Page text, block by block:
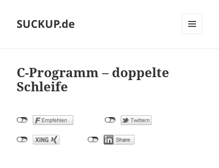
SUCKUP.de
C-Programm – doppelte
Schleife